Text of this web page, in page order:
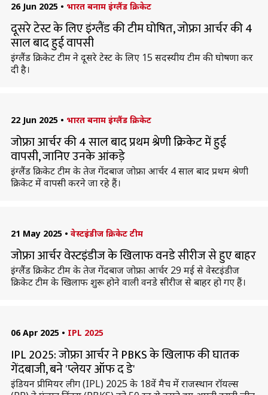
26 Jun 2025 • भारत बनाम इंग्लैंड क्रिकेट
दूसरे टेस्ट के लिए इंग्लैंड की टीम घोषित, जोफ्रा आर्चर की 4
साल बाद हुई वापसी
इंग्लैंड क्रिकेट टीम ने दूसरे टेस्ट के लिए 15 सदस्यीय टीम की घोषणा कर
दी है।
22 Jun 2025 • भारत बनाम इंग्लैंड क्रिकेट
जोफ्रा आर्चर की 4 साल बाद प्रथम श्रेणी क्रिकेट में हुई
वापसी, जानिए उनके आंकड़े
इंग्लैंड क्रिकेट टीम के तेज गेंदबाज जोफ्रा आर्चर 4 साल बाद प्रथम श्रेणी
क्रिकेट में वापसी करने जा रहे हैं।
21 May 2025 • वेस्टइंडीज क्रिकेट टीम
जोफ्रा आर्चर वेस्टइंडीज के खिलाफ वनडे सीरीज से हुए बाहर
इंग्लैंड क्रिकेट टीम के तेज गेंदबाज जोफ्रा आर्चर 29 मई से वेस्टइंडीज
क्रिकेट टीम के खिलाफ शुरू होने वाली वनडे सीरीज से बाहर हो गए हैं।
06 Apr 2025 • IPL 2025
IPL 2025: जोफ्रा आर्चर ने PBKS के खिलाफ की घातक
गेंदबाजी, बने 'प्लेयर ऑफ द डे'
इंडियन प्रीमियर लीग (IPL) 2025 के 18वें मैच में राजस्थान रॉयल्स